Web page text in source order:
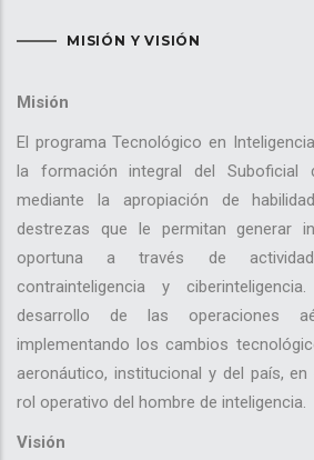
MISIÓN Y VISIÓN
Misión
El programa Tecnológico en
la formación integral del Suboficial
mediante la apropiación de
destrezas que le permitan generar
oportuna a través de
contrainteligencia y
desarrollo de las operaciones
implementando los cambios
aeronáutico, institucional y del país,
rol operativo del hombre de inteligencia.
Visión